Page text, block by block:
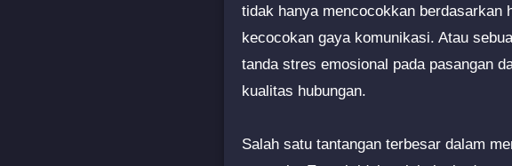
tidak hanya mencocokkan berdasarkan
kecocokan gaya komunikasi. Atau
tanda stres emosional pada pasangan
kualitas hubungan.
Salah satu tantangan terbesar dalam